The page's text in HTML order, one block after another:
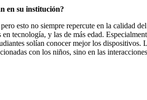
en su institución?
esto no siempre repercute en la calidad
tecnología, y las de más edad.
solían conocer mejor los
con los niños, sino en las